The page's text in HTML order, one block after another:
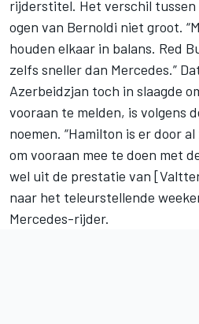
rijderstitel. Het verschil tussen
ogen van Bernoldi niet groot.
houden elkaar in balans. Red
zelfs sneller dan Mercedes.”
Azerbeidzjan toch in slaagde
vooraan te melden, is volgens
noemen. “Hamilton is er door
om vooraan mee te doen met
wel uit de prestatie van
naar het teleurstellende
Mercedes-rijder.